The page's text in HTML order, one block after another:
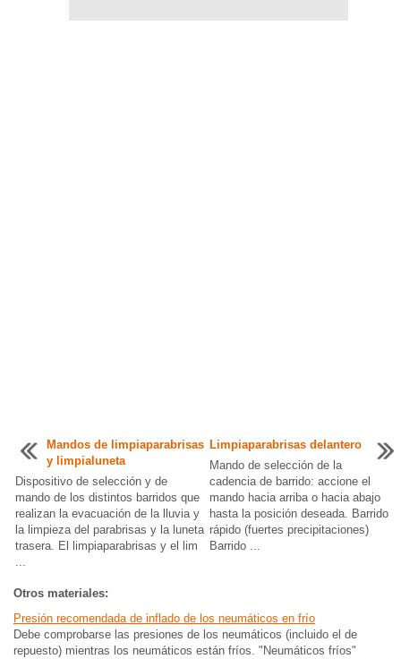
Mandos de limpiaparabrisas
y limpialuneta
Dispositivo de selección y de
mando de los distintos barridos que
realizan la evacuación de la lluvia y
la limpieza del parabrisas y la luneta
trasera. El limpiaparabrisas y el lim
...
Limpiaparabrisas delantero
Mando de selección de la
cadencia de barrido: accione el
mando hacia arriba o hacia abajo
hasta la posición deseada. Barrido
rápido (fuertes precipitaciones)
Barrido ...
Otros materiales:
Presión recomendada de inflado de los neumáticos en frío
Debe comprobarse las presiones de los neumáticos (incluido el de
repuesto) mientras los neumáticos están fríos. "Neumáticos fríos"